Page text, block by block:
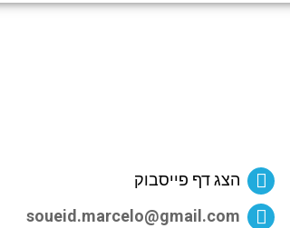
הצג דף פייסבוק
soueid.marcelo@gmail.com